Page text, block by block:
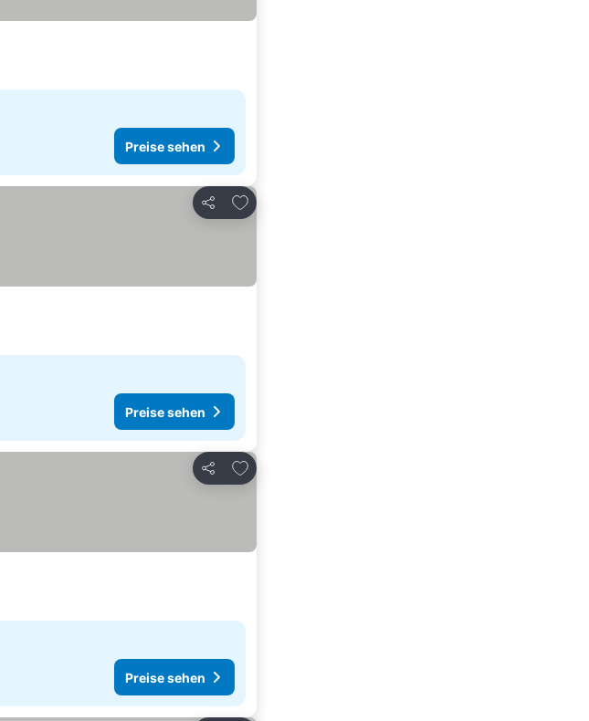
Preise sehen
Teilen
Zu Favoriten hinzufügen
Preise sehen
Teilen
Zu Favoriten hinzufügen
Preise sehen